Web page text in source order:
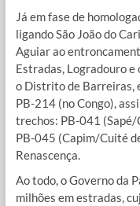
Já em fase de
ligando São João do
Aguiar ao
Estradas, Logradouro e
o Distrito de Barreiras,
PB-214 (no Congo),
trechos: PB-041
PB-045 (Capim/Cuité
Renascença.
Ao todo, o Governo da
milhões em estradas,